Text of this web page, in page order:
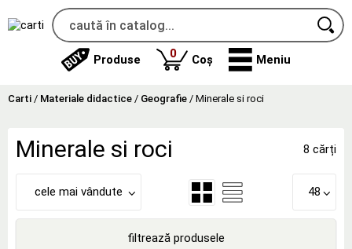
Produse 0produse
Coș Meniu
Carti / Materiale didactice / Geografie / Minerale si roci
Minerale si roci 8 cărți
cele mai vândute 48
filtrează produsele